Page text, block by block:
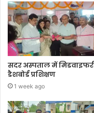
सदर अस्पताल में
डैशबोर्ड प्रशिक्षण
1 week ago